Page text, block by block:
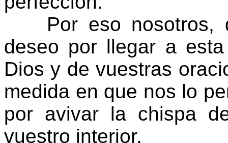
Por eso nosotros,
deseo por llegar a
Dios y de vuestras
medida en que nos lo
por avivar la chispa
vuestro interior.